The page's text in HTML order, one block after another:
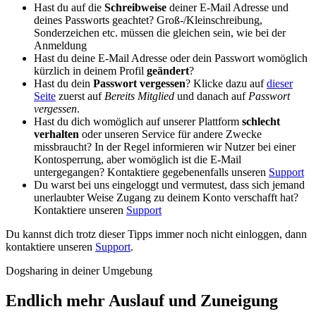
Hast du auf die Schreibweise deiner E-Mail Adresse und
deines Passworts geachtet? Groß-/Kleinschreibung,
Sonderzeichen etc. müssen die gleichen sein, wie bei der
Anmeldung
Hast du deine E-Mail Adresse oder dein Passwort womöglich
kürzlich in deinem Profil geändert?
Hast du dein Passwort vergessen? Klicke dazu aufdieser
Seite zuerst auf Bereits Mitglied und danach auf Passwort
vergessen.
Hast du dich womöglich auf unserer Plattform schlecht
verhalten oder unseren Service für andere Zwecke
missbraucht? In der Regel informieren wir Nutzer bei einer
Kontosperrung, aber womöglich ist die E-Mail
untergegangen? Kontaktiere gegebenenfalls unseren Support
Du warst bei uns eingeloggt und vermutest, dass sich jemand
unerlaubter Weise Zugang zu deinem Konto verschafft hat?
Kontaktiere unseren Support
Du kannst dich trotz dieser Tipps immer noch nicht einloggen, dann
kontaktiere unseren Support.
Dogsharing in deiner Umgebung
Endlich mehr Auslauf und Zuneigung